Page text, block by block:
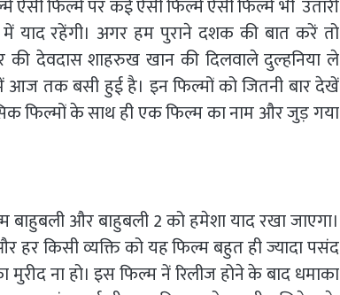
ऐसी फिल्में पर कई ऐसी फिल्में ऐसी फिल्में भी उतारी
याद रहेंगी। अगर हम पुराने दशक की बात करें तो
की देवदास शाहरुख खान की दिलवाले दुल्हनिया ले
तक बसी हुई है। इन फिल्मों को जितनी बार देखें
फिल्मों के साथ ही एक फिल्म का नाम और जुड़ गया
बाहुबली और बाहुबली 2 को हमेशा याद रखा जाएगा।
किसी व्यक्ति को यह फिल्म बहुत ही ज्यादा पसंद
ना हो। इस फिल्म नें रिलीज होने के बाद धमाका